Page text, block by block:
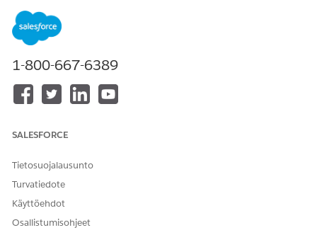
hälytyksen, joka tarjoaa havaintoja muutokseen vaikuttaneista
tekijöistä.
VAADITUT VERSIOT
Mittataulukoiden,
jakaminen Slackissä:
1-800-667-6389
SALESFORCE
Tietosuojalausunto
Turvatiedote
Käyttöehdot
Osallistumisohjeet